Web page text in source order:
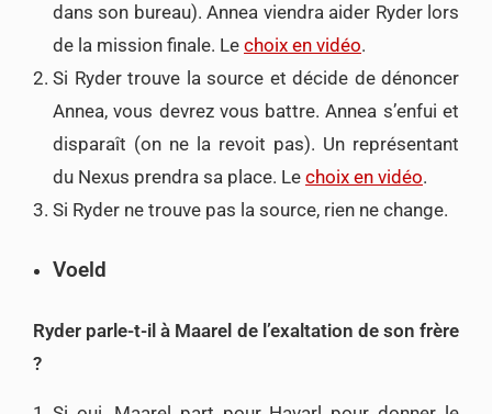
dans son bureau). Annea viendra aider Ryder lors
de la mission finale. Le choix en vidéo.
Si Ryder trouve la source et décide de dénoncer
Annea, vous devrez vous battre. Annea s’enfui et
disparaît (on ne la revoit pas). Un représentant
du Nexus prendra sa place. Le choix en vidéo.
Si Ryder ne trouve pas la source, rien ne change.
Voeld
Ryder parle-t-il à Maarel de l’exaltation de son frère
?